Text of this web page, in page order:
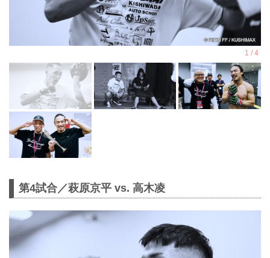
第4試合／萩原京平 vs. 高木凌